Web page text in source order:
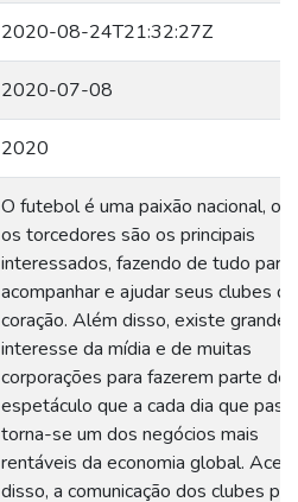
2020-08-24T21:32:27Z
2020-07-08
2020
O futebol é uma paixão nacional,
os torcedores são os principais
interessados, fazendo de tudo para
acompanhar e ajudar seus clubes de
coração. Além disso, existe grande
interesse da mídia e de muitas
corporações para fazerem parte
espetáculo que a cada dia que
torna-se um dos negócios mais
rentáveis da economia global.
disso, a comunicação dos clubes